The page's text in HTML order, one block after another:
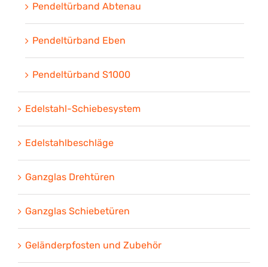
Pendeltürband Abtenau
Pendeltürband Eben
Pendeltürband S1000
Edelstahl-Schiebesystem
Edelstahlbeschläge
Ganzglas Drehtüren
Ganzglas Schiebetüren
Geländerpfosten und Zubehör